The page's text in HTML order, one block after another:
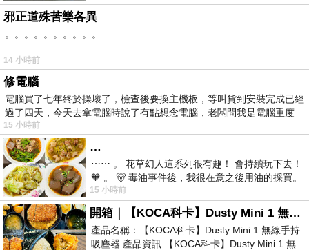
邪正道殊苦樂各異
。。。。。。。。。。
14 小時前
修電腦
電腦買了七年終於操壞了，檢查後要換主機板，等叫貨到安裝完成已經
過了四天，今天去拿電腦時說了有點想念電腦，老闆問我是電腦重度
15 小時前
…
⋯⋯ 。 花草幻人這系列很有趣！ 會持續玩下去！
🧡 。 🐻 毒油事件後，我很在意之後用油的採買。
前天購買了我之前就很愛
15 小時前
開箱｜【KOCA科卡】Dusty Mini 1 無線手持吸塵器
產品名稱：【KOCA科卡】Dusty Mini 1 無線手持
吸塵器 產品資訊 【KOCA科卡】Dusty Mini 1 無